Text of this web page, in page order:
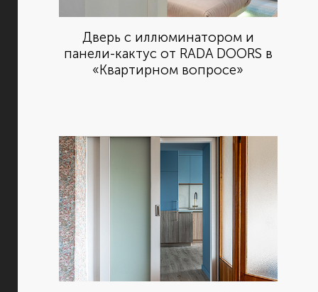
Дверь с иллюминатором и
панели-кактус от RADA DOORS в
«Квартирном вопросе»